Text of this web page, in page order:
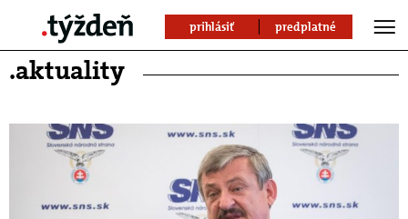
prihlásiť predplatné
.aktuality